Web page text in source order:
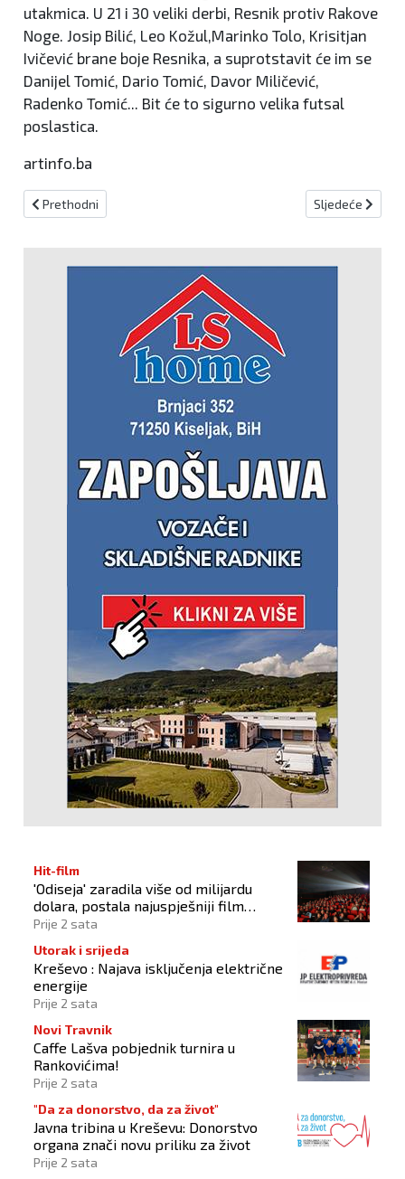
utakmica. U 21 i 30 veliki derbi, Resnik protiv Rakove
Noge. Josip Bilić, Leo Kožul,Marinko Tolo, Krisitjan
Ivičević brane boje Resnika, a suprotstavit će im se
Danijel Tomić, Dario Tomić, Davor Miličević,
Radenko Tomić... Bit će to sigurno velika futsal
poslastica.
artinfo.ba
Prethodni članak: Bojo : Imao sam ponude domaćih i inozemnih
Prethodni Sljedeći
Sljedeće
Hit-film
'Odiseja' zaradila više od milijardu
dolara, postala najuspješniji film
Christophera Nolana
Prije 2 sata
Utorak i srijeda
Kreševo : Najava isključenja električne
energije
Prije 2 sata
Novi Travnik
Caffe Lašva pobjednik turnira u
Rankovićima!
Prije 2 sata
"Da za donorstvo, da za život"
Javna tribina u Kreševu: Donorstvo
organa znači novu priliku za život
Prije 2 sata